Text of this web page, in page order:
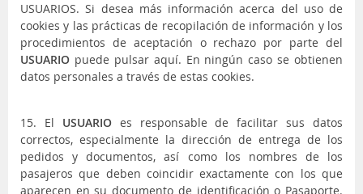
USUARIOS. Si desea más información acerca del uso de
cookies y las prácticas de recopilación de información y los
procedimientos de aceptación o rechazo por parte del
USUARIO puede pulsar aquí. En ningún caso se obtienen
datos personales a través de estas cookies.
15. El USUARIOes responsable de facilitar sus datos
correctos, especialmente la dirección de entrega de los
pedidos y documentos, así como los nombres de los
pasajeros que deben coincidir exactamente con los que
aparecen en su documento de identificación o Pasaporte.